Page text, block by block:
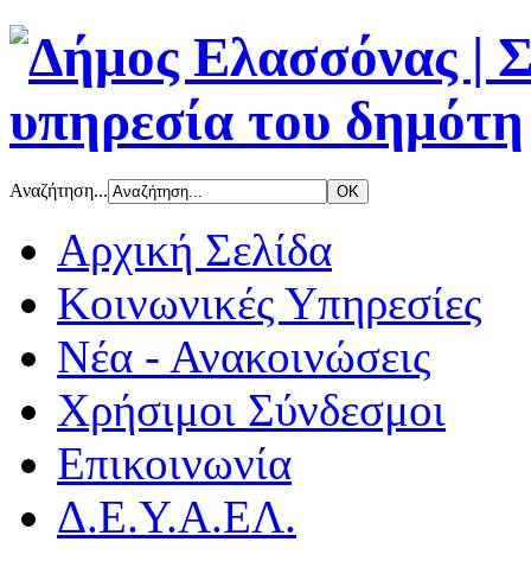
Αναζήτηση...
Αρχική Σελίδα
Κοινωνικές Υπηρεσίες
Νέα - Ανακοινώσεις
Χρήσιμοι Σύνδεσμοι
Επικοινωνία
Δ.Ε.Υ.Α.ΕΛ.